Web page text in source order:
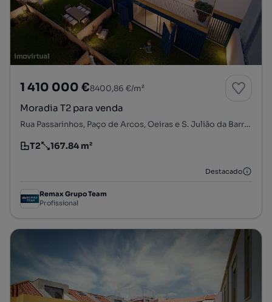
1 410 000 €8400,86 €/m²
Moradia T2 para venda
Rua Passarinhos, Paço de Arcos, Oeiras e S. Julião da Barra, Paço de Arcos e Caxias, Oeiras, Lisboa
Tipologia
T2
Preço por metro quadrado
167.84 m²
Destacado
Remax Grupo Team
Profissional